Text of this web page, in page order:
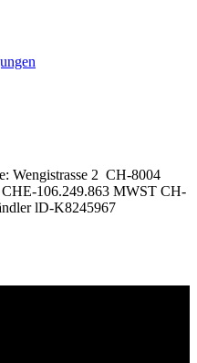
Wengistrasse 2 CH-8004
106.249.863 MWST CH-
lD-K8245967